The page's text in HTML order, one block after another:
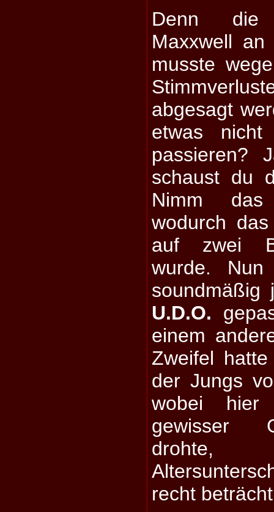
Denn die
Maxxwell
musste
abgesagt
etwas
passieren?
schaust du
Nimm das
wodurch
auf zwei
wurde.
soundmäßig
U.D.O.
einem
Zweifel
der Jungs
wobei
gewisser
recht